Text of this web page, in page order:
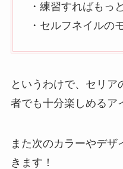
・練習すればもっ
・セルフネイルの
というわけで、セリ
者でも十分楽しめるア
また次のカラーやデ
きます！